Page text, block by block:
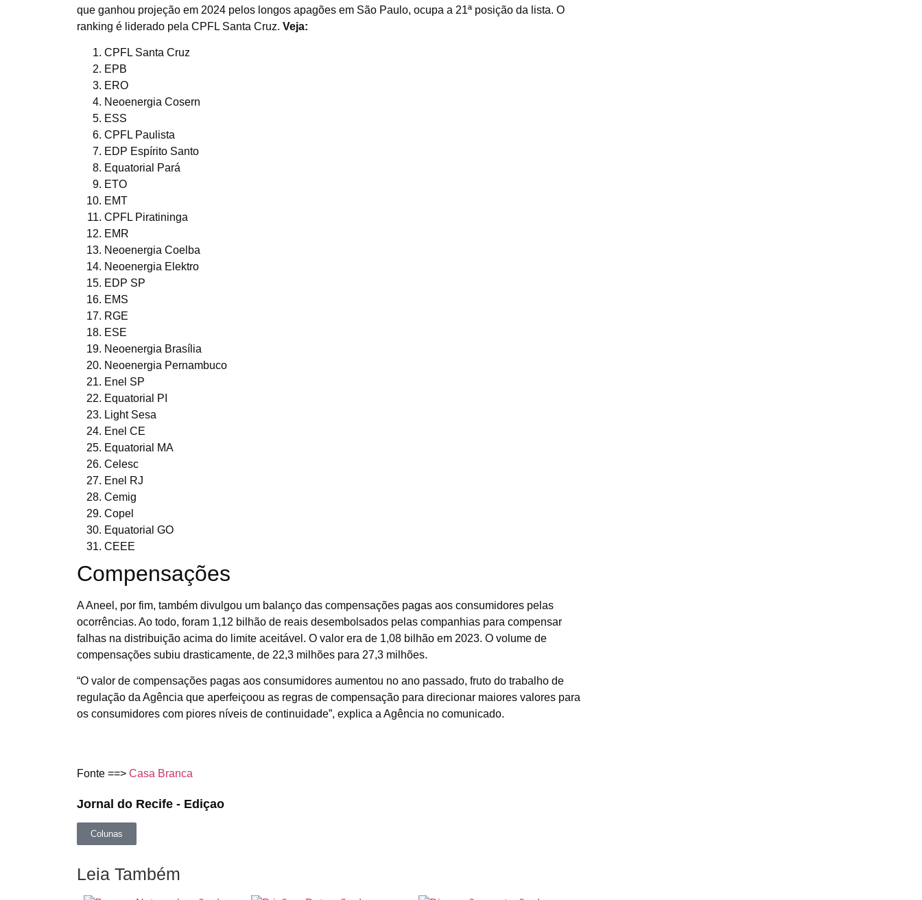
que ganhou projeção em 2024 pelos longos apagões em São Paulo, ocupa a 21ª posição da lista. O
ranking é liderado pela CPFL Santa Cruz. Veja:
CPFL Santa Cruz
EPB
ERO
Neoenergia Cosern
ESS
CPFL Paulista
EDP Espírito Santo
Equatorial Pará
ETO
EMT
CPFL Piratininga
EMR
Neoenergia Coelba
Neoenergia Elektro
EDP SP
EMS
RGE
ESE
Neoenergia Brasília
Neoenergia Pernambuco
Enel SP
Equatorial PI
Light Sesa
Enel CE
Equatorial MA
Celesc
Enel RJ
Cemig
Copel
Equatorial GO
CEEE
Compensações
A Aneel, por fim, também divulgou um balanço das compensações pagas aos consumidores pelas
ocorrências. Ao todo, foram 1,12 bilhão de reais desembolsados pelas companhias para compensar
falhas na distribuição acima do limite aceitável. O valor era de 1,08 bilhão em 2023. O volume de
compensações subiu drasticamente, de 22,3 milhões para 27,3 milhões.
“O valor de compensações pagas aos consumidores aumentou no ano passado, fruto do trabalho de
regulação da Agência que aperfeiçoou as regras de compensação para direcionar maiores valores para
os consumidores com piores níveis de continuidade”, explica a Agência no comunicado.
Fonte ==> Casa Branca
Jornal do Recife - Ediçao
Colunas
Leia Também